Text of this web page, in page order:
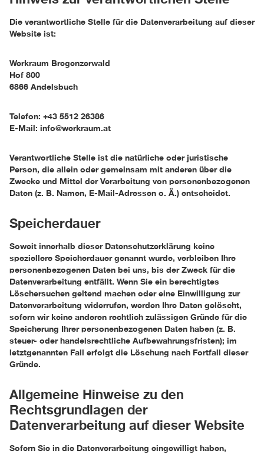
Die verantwortliche Stelle für die Datenverarbeitung auf dieser
Website ist:
Werkraum Bregenzerwald
Hof 800
6866 Andelsbuch
Telefon: +43 5512 26386
E-Mail: info@werkraum.at
Verantwortliche Stelle ist die natürliche oder juristische
Person, die allein oder gemeinsam mit anderen über die
Zwecke und Mittel der Verarbeitung von personenbezogenen
Daten (z. B. Namen, E-Mail-Adressen o. Ä.) entscheidet.
Speicherdauer
Soweit innerhalb dieser Datenschutzerklärung keine
speziellere Speicherdauer genannt wurde, verbleiben Ihre
personenbezogenen Daten bei uns, bis der Zweck für die
Datenverarbeitung entfällt. Wenn Sie ein berechtigtes
Löschersuchen geltend machen oder eine Einwilligung zur
Datenverarbeitung widerrufen, werden Ihre Daten gelöscht,
sofern wir keine anderen rechtlich zulässigen Gründe für die
Speicherung Ihrer personenbezogenen Daten haben (z. B.
steuer- oder handelsrechtliche Aufbewahrungsfristen); im
letztgenannten Fall erfolgt die Löschung nach Fortfall dieser
Gründe.
Allgemeine Hinweise zu den
Rechtsgrundlagen der
Datenverarbeitung auf dieser Website
Sofern Sie in die Datenverarbeitung eingewilligt haben,